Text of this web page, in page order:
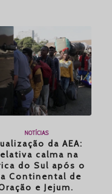
NOTÍCIAS
da AEA:
calma na
do Sul após o
Continental de
e Jejum.